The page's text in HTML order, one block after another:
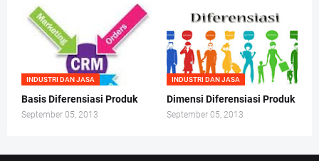
INDUSTRI DAN JASA
Basis Diferensiasi Produk
September 05, 2013
INDUSTRI DAN JASA
Dimensi Diferensiasi Produk
September 05, 2013